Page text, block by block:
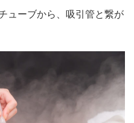
ューブから、吸引管と繋が